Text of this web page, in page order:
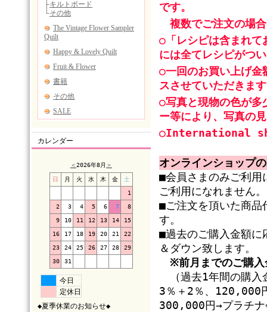
カレンダー
＜2026年8月 ＞
日 月 火 水 木 金 土
1
2 3 4 5 6 7 8
9 10 11 12 13 14 15
16 17 18 19 20 21 22
23 24 25 26 27 28 29
30 31
今日
定休日
◆夏季休業のお知らせ◆
です。
複数でご注文の場
○「レシピは含まれて
には全てレシピがつ
○一回のお買い上げ
スさせていただきま
○写真と現物の色が多
ー等により、写真の
○International
オンラインショップ
■会員さまのみご利用
ご利用になれません。
■ご注文を頂いた商品
す。
■過去のご購入金額に
＆ダウン致します。
※前月までのご購
（過去1年間の購入
3％＋2％、120,000
300,000円→プラチナ